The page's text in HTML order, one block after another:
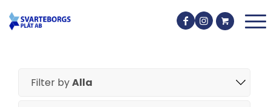
Filter byAlla